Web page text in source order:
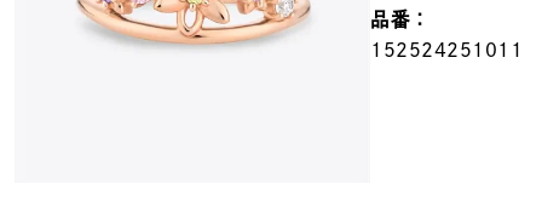
品番：
152524251011